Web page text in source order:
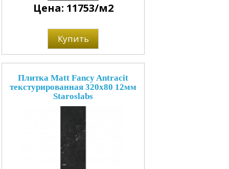
Цена: 11753/м2
Купить
Плитка Matt Fancy Antracit
текстурированная 320x80 12мм
Staroslabs